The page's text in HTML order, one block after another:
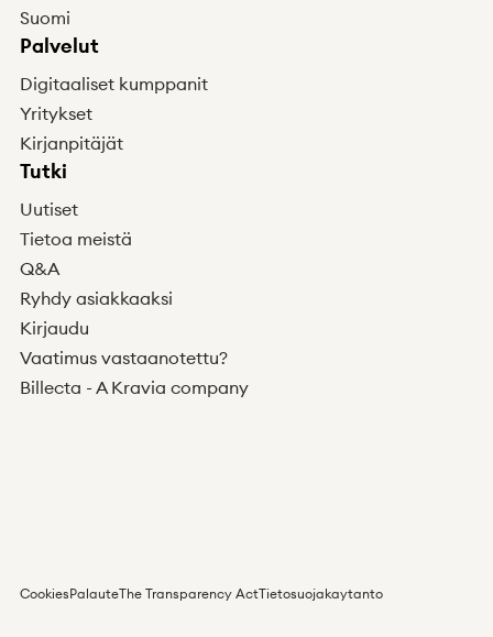
Suomi
Palvelut
Digitaaliset kumppanit
Yritykset
Kirjanpitäjät
Tutki
Uutiset
Tietoa meistä
Q&A
Ryhdy asiakkaaksi
Kirjaudu
Vaatimus vastaanotettu?
Billecta - A Kravia company
CookiesPalauteThe Transparency ActTietosuojakaytanto